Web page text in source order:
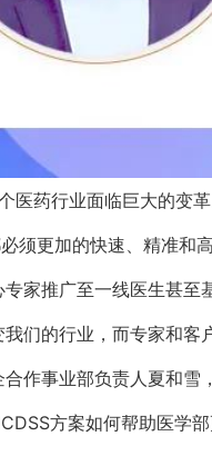
医药行业面临巨大的变
须更加的快速、精准和高
家推广至一线医生甚至
们的行业，而专家和客
作事业部负责人夏和
方案如何帮助医学